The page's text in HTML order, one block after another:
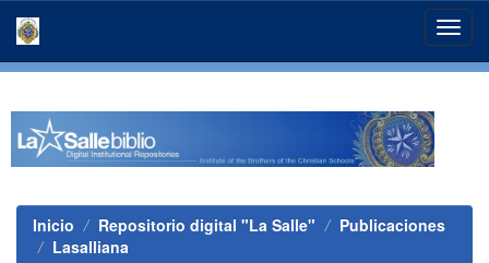
Inicio Repositorio digital "La Salle"
Publicaciones
Lasalliana